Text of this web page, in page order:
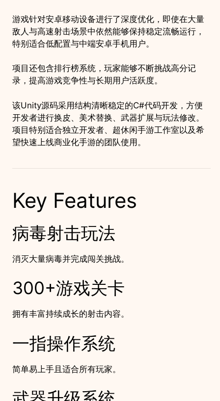
游戏针对安卓移动设备进行了深度优化，即使在大量
敌人与高速射击场景中依然能够保持稳定流畅运行，
特别适合低配置与中端安卓手机用户。
项目还包含排行榜系统，玩家能够不断挑战高分记
录，提高游戏竞争性与长期用户活跃度。
该Unity源码采用结构清晰稳定的C#代码开发，方便
开发者进行换皮、美术替换、武器扩展与玩法修改。
项目特别适合独立开发者、超休闲手游工作室以及希
望快速上线商业化手游的团队使用。
Key Features
病毒射击玩法
消灭大量病毒并完成闯关挑战。
300+游戏关卡
拥有丰富持续成长的射击内容。
一指操作系统
简单易上手且适合所有玩家。